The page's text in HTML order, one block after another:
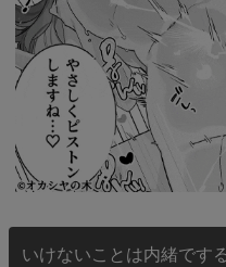
いけないことは内緒です